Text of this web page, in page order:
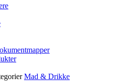
Mad & Drikke